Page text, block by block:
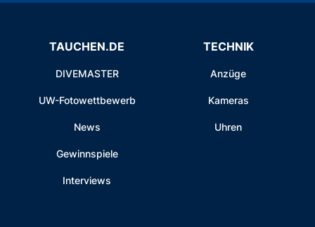
TAUCHEN.DE
DIVEMASTER
UW-Fotowettbewerb
News
Gewinnspiele
Interviews
TECHNIK
Anzüge
Kameras
Uhren